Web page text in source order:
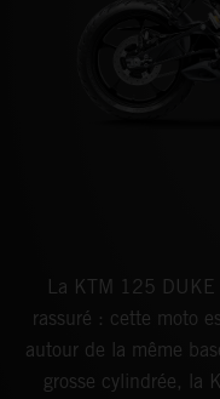
La KTM 125 DUKE
rassuré : cette moto
autour de la même
grosse cylindrée, la